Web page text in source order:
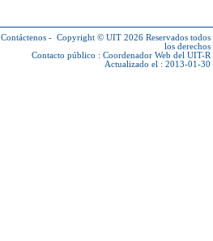
Contáctenos - Copyright © UIT 2026 Reservados todos
los derechos
Contacto público : Coordenador Web del UIT-R
Actualizado el : 2013-01-30